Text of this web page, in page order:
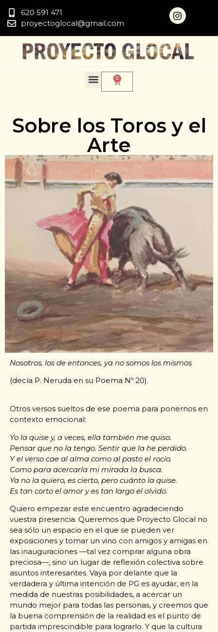
620 591 471
proyectoglocal@gmail.com
0
Sobre los Toros y el
Arte
Nosotros, los de entonces, ya no somos los mismos
(decía P. Neruda en su Poema Nº 20).
Otros versos sueltos de ese poema para ponernos en
contexto emocional:
Yo la quise y, a veces, ella también me quiso.
Pensar que no la tengo. Sentir que la he perdido.
Y el verso cae al alma como al pasto el rocío.
Como para acercarla mi mirada la busca.
Ya no la quiero, es cierto, pero cuánto la quise.
Es tan corto el amor y es tan largo el olvido.
Quiero empezar este encuentro agradeciendo
vuestra presencia. Queremos que Proyecto Glocal no
sea sólo un espacio en el que se pueden ver
exposiciones y tomar un vino con amigos y amigas en
las inauguraciones —tal vez comprar alguna obra
preciosa—, sino un lugar de reflexión colectiva sobre
asuntos interesantes. Vaya por delante que la
verdadera y última intención de PG es ayudar, en la
medida de nuestras posibilidades, a acercar un
mundo mejor para todas las personas, y creemos que
la buena comprensión de la realidad es el punto de
partida imprescindible para lograrlo. Y que la cultura